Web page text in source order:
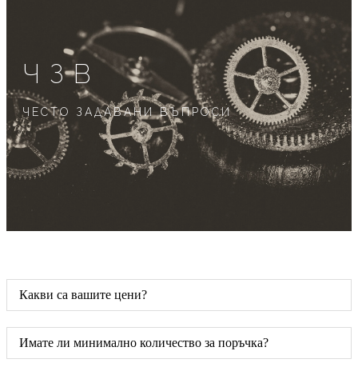
ЧЗВ
ЧЕСТО ЗАДАВАНИ ВЪПРОСИ
Какви са вашите цени?
Имате ли минимално количество за поръчка?